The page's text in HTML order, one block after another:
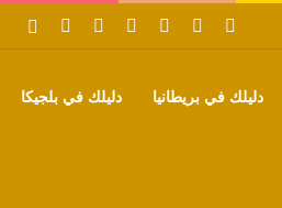
فيسبوك بينتيريست‫YouTube
تيلقرام واتساب
دليلك في بريطانيا دليلك في بلجيكا